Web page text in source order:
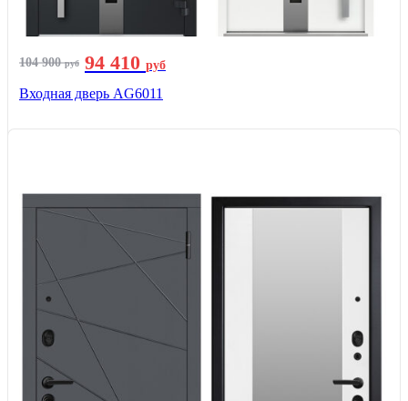
104 900руб 94 410 руб
Входная дверь AG6011